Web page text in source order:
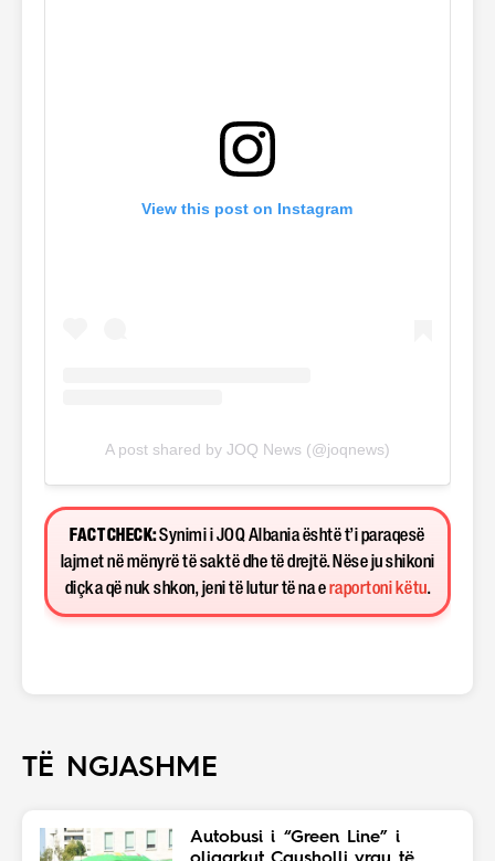
View this post on Instagram
A post shared by JOQ News (@joqnews)
FACT CHECK:Synimi i JOQ Albania është t’i paraqesë
lajmet në mënyrë të saktë dhe të drejtë. Nëse ju shikoni
diçka që nuk shkon, jeni të lutur të na e raportoni këtu.
TË NGJASHME
Autobusi i “Green Line” i